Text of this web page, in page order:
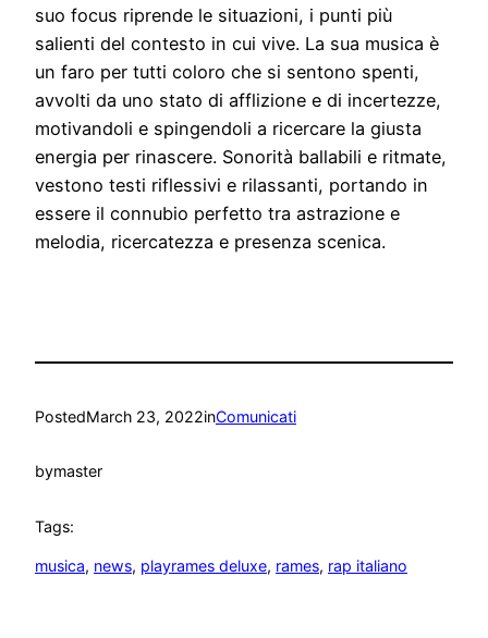
suo focus riprende le situazioni, i punti più
salienti del contesto in cui vive. La sua musica è
un faro per tutti coloro che si sentono spenti,
avvolti da uno stato di afflizione e di incertezze,
motivandoli e spingendoli a ricercare la giusta
energia per rinascere. Sonorità ballabili e ritmate,
vestono testi riflessivi e rilassanti, portando in
essere il connubio perfetto tra astrazione e
melodia, ricercatezza e presenza scenica.
PostedMarch 23, 2022inComunicati
bymaster
Tags:
musica, news, playrames deluxe, rames, rap italiano